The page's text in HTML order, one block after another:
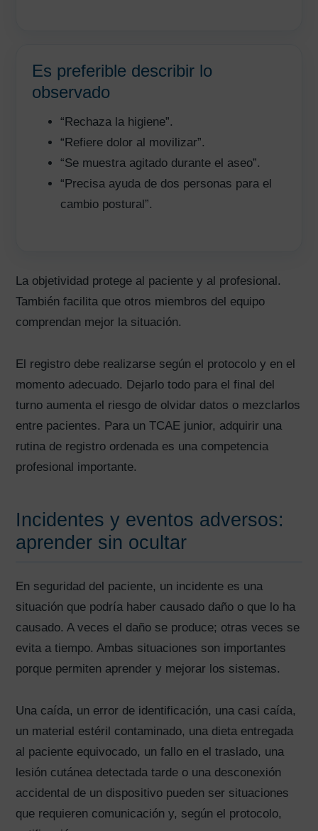
Es preferible describir lo
observado
“Rechaza la higiene”.
“Refiere dolor al movilizar”.
“Se muestra agitado durante el aseo”.
“Precisa ayuda de dos personas para el
cambio postural”.
La objetividad protege al paciente y al profesional.
También facilita que otros miembros del equipo
comprendan mejor la situación.
El registro debe realizarse según el protocolo y en el
momento adecuado. Dejarlo todo para el final del
turno aumenta el riesgo de olvidar datos o mezclarlos
entre pacientes. Para un TCAE junior, adquirir una
rutina de registro ordenada es una competencia
profesional importante.
Incidentes y eventos adversos:
aprender sin ocultar
En seguridad del paciente, un incidente es una
situación que podría haber causado daño o que lo ha
causado. A veces el daño se produce; otras veces se
evita a tiempo. Ambas situaciones son importantes
porque permiten aprender y mejorar los sistemas.
Una caída, un error de identificación, una casi caída,
un material estéril contaminado, una dieta entregada
al paciente equivocado, un fallo en el traslado, una
lesión cutánea detectada tarde o una desconexión
accidental de un dispositivo pueden ser situaciones
que requieren comunicación y, según el protocolo,